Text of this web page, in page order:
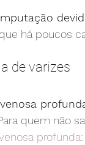
há poucos
de varizes
quem não